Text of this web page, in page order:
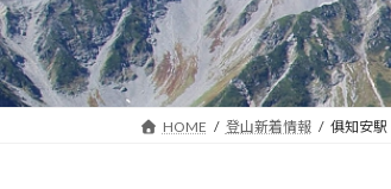
HOME 登山新着情報 俱知安駅